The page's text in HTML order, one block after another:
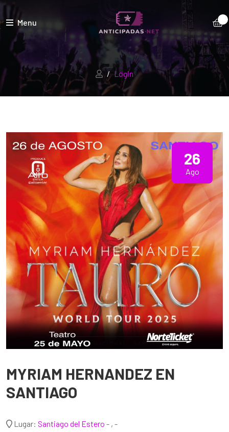
Menu
Login
26
Ago
MYRIAM HERNANDEZ EN
SANTIAGO
Lugar: Santiago del Estero - , -